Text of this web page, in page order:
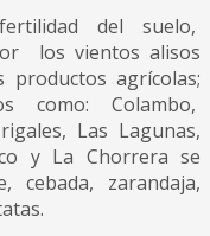
del suelo,
los vientos alisos
agrícolas;
como: Colambo,
Las Lagunas,
y La Chorrera se
cebada, zarandaja,